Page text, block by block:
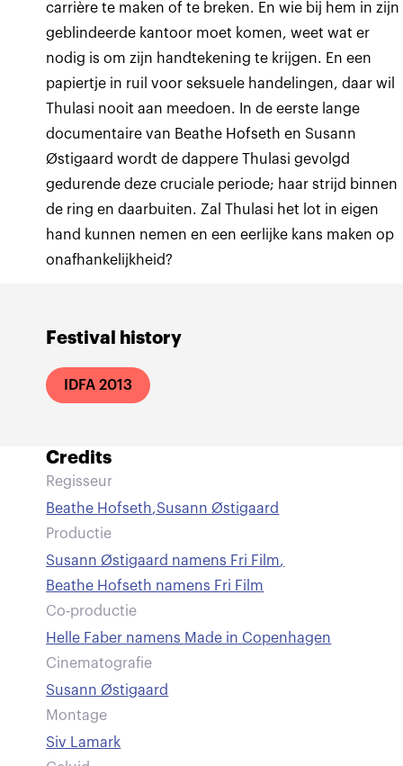
Festival history
IDFA 2013
carrière te maken of te breken. En wie bij hem in zijn
geblindeerde kantoor moet komen, weet wat er
nodig is om zijn handtekening te krijgen. En een
papiertje in ruil voor seksuele handelingen, daar wil
Thulasi nooit aan meedoen. In de eerste lange
documentaire van Beathe Hofseth en Susann
Østigaard wordt de dappere Thulasi gevolgd
gedurende deze cruciale periode; haar strijd binnen
de ring en daarbuiten. Zal Thulasi het lot in eigen
hand kunnen nemen en een eerlijke kans maken op
onafhankelijkheid?
Credits
Regisseur
Beathe Hofseth,Susann Østigaard
Productie
Susann Østigaard namens Fri Film,
Beathe Hofseth namens Fri Film
Co-productie
Helle Faber namens Made in Copenhagen
Cinematografie
Susann Østigaard
Montage
Siv Lamark